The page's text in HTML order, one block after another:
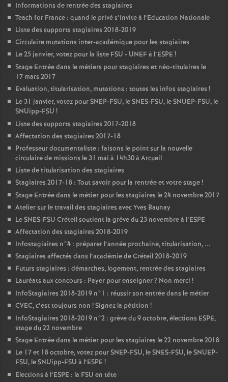
Informations de rentrée des stagiaires
Teach for France : quand le privé s’invite à l’Education Nationale
Liste des supports stagiaires 2018-2019
Circulaire mutations inter-académique pour les stagiaires
Le 25 janvier, votez pour la liste FSU - UNEFà l’ESPE !
Stage Entrée dans le métiers pour stagiaires et néo-titulaires le
17 mars 2017
Evaluation, titularisation, mutations : toutes les infos stagiaires !
Le 31 janvier, votez pourSNEP-FSU, leSNES-FSU, leSNUEP-FSU, le
SNUipp-FSU !
Liste des supports stagiaires 2017-2018
Affectation des stagiaires 2017-18
Professeur documentaliste : faisons le point sur la nouvelle
circulaire de missions le 31 mai à 14h30 à Arcueil
Liste de titularisation des stagiaires
Stagiaires 2017-18 : Tout savoir pour la rentrée et votre stage!
Stage Entrée dans le métier pour les stagiaires le 24 novembre 2017
Atelier sur le travail des stagiaires avec Yves Baunay
LeSNES-FSU Créteil soutient la grève du 23 novembre à l’ESPE
Affectation des stagiaires 2018-2019
Infostagiaires n°4 : préparer l’année prochaine, titularisation, ...
Stagiaires affectés dans l’académie de Créteil 2018-2019
Futurs stagiaires : démarches, logement, rentrée des stagiaires
Lauréats aux concours : Payer pour enseigner? Non merci !
InfoStagiaires 2018-2019 n°1 : réussir son entrée dans le métier
CVEC, c’est toujours non ! Signez la pétition !
InfoStagiaires 2018-2019 n°2 : grève du 9 octobre, élections ESPE,
stage du 22 novembre
Stage Entrée dans le métier pour les stagiaires le 22 novembre 2018
Le 17 et 18 octobre, votez pourSNEP-FSU, leSNES-FSU, leSNUEP-
FSU, le SNUipp-FSU à l’ESPE !
Elections à l’ESPE : la FSU en tête